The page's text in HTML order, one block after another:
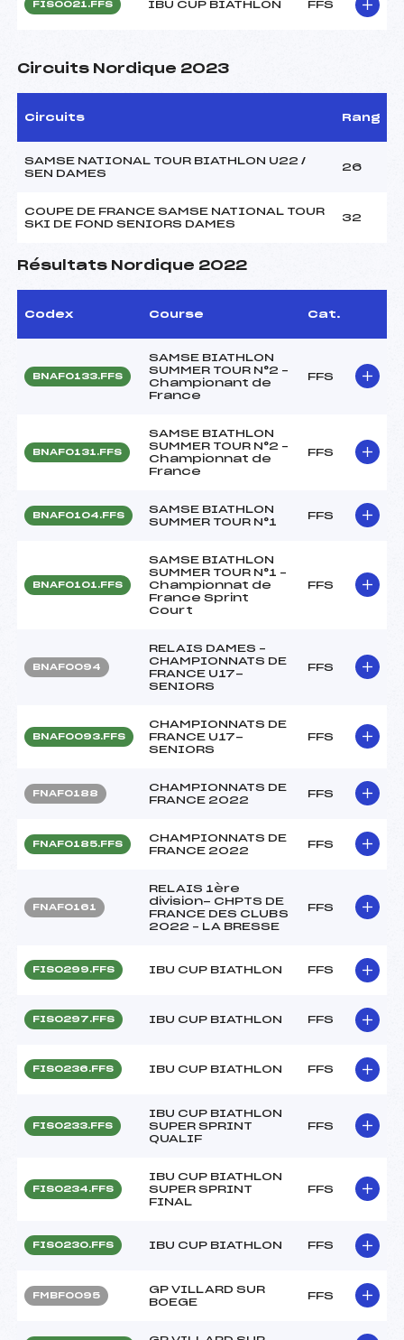
FIS0021.FFS IBU CUP BIATHLON FFS
Circuits Nordique 2023
Circuits Rang
SAMSE NATIONAL TOUR BIATHLON U22 /
SEN DAMES
26
COUPE DE FRANCE SAMSE NATIONAL TOUR
SKI DE FOND SENIORS DAMES
32
Résultats Nordique 2022
Codex Course Cat.
BNAF0133.FFS
SAMSE BIATHLON
SUMMER TOUR N°2 –
Championant de
France
FFS
BNAF0131.FFS
SAMSE BIATHLON
SUMMER TOUR N°2 –
Championnat de
France
FFS
BNAF0104.FFS
SAMSE BIATHLON
SUMMER TOUR N°1
FFS
BNAF0101.FFS
SAMSE BIATHLON
SUMMER TOUR N°1 –
Championnat de
France Sprint
Court
FFS
BNAF0094
RELAIS DAMES –
CHAMPIONNATS DE
FRANCE U17-
SENIORS
FFS
BNAF0093.FFS
CHAMPIONNATS DE
FRANCE U17-
SENIORS
FFS
FNAF0188
CHAMPIONNATS DE
FRANCE 2022
FFS
FNAF0185.FFS
CHAMPIONNATS DE
FRANCE 2022
FFS
FNAF0161
RELAIS 1ère
division- CHPTS DE
FRANCE DES CLUBS
2022 – LA BRESSE
FFS
FIS0299.FFS IBU CUP BIATHLON FFS
FIS0297.FFS IBU CUP BIATHLON FFS
FIS0236.FFS IBU CUP BIATHLON FFS
FIS0233.FFS
IBU CUP BIATHLON
SUPER SPRINT
QUALIF
FFS
FIS0234.FFS
IBU CUP BIATHLON
SUPER SPRINT
FINAL
FFS
FIS0230.FFS IBU CUP BIATHLON FFS
FMBF0095
GP VILLARD SUR
BOEGE
FFS